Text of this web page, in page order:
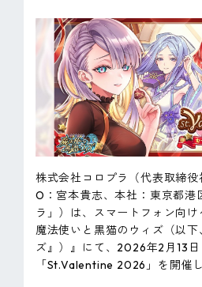
ピンマーク
株式会社コロプラ（代表取締
O：宮本貴志、本社：東京都港
ラ」）は、スマートフォン向け
魔法使いと黒猫のウィズ（以下
ズ』）』にて、2026年2月13
「St.Valentine 2026」を開催